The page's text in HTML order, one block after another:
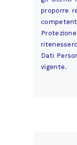
proporre
Dati
vigente.